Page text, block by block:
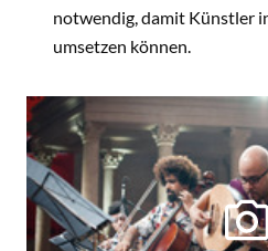
notwendig, damit Künstler
umsetzen können.